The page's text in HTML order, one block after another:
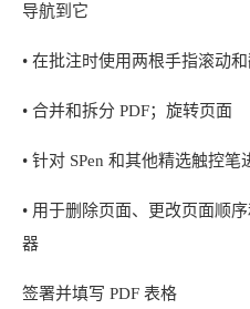
导航到它
• 在批注时使用两根手指滚动和
• 合并和拆分 PDF；旋转页面
• 针对 SPen 和其他精选触控笔
• 用于删除页面、更改页面顺
器
签署并填写 PDF 表格